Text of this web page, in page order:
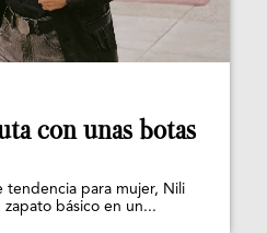
con unas botas
tendencia para mujer, Nili
zapato básico en un...